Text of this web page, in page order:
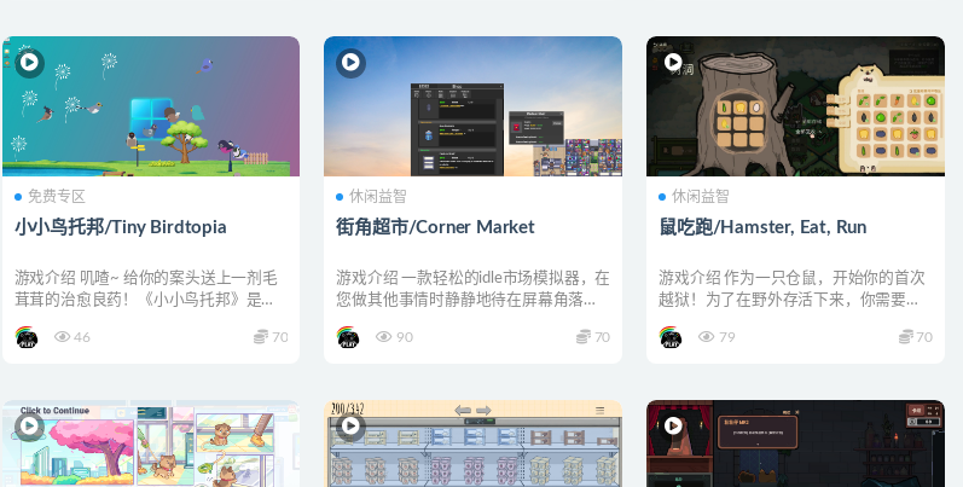
免费专区
小小鸟托邦/Tiny Birdtopia
游戏介绍 叽喳~ 给你的案头送上一剂毛
茸茸的治愈良药！《小小鸟托邦》是一
46
70
休闲益智
街角超市/Corner Market
游戏介绍 一款轻松的idle市场模拟器，在
您做其他事情时静静地待在屏幕角落。
90
70
休闲益智
鼠吃跑/Hamster, Eat, Run
游戏介绍 作为一只仓鼠，开始你的首次
越狱！为了在野外存活下来，你需要：
79
70